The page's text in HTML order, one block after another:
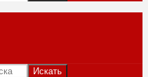
Искать